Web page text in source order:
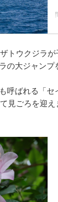
トウクジラ
の大ジャン
呼ばれる「
見ごろを迎